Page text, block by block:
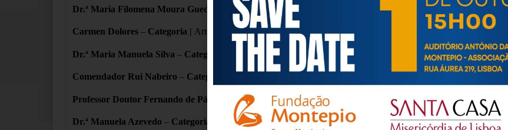
Dr.ª Maria Filomena Moura Guedes Categoria | Intervenção Social
Carmen Dolores – Categoria | Arte e Espetáculo
Dr.ª Maria Manuela Silva – Categoria | Ciência e Investigação
Comendador Rui Nabeiro – Categoria |
Professor Doutor Fernando de Pádua Categoria |Ética e Saúde
Dr.ª Manuela Azevedo – Categoria | Família e Comunidade